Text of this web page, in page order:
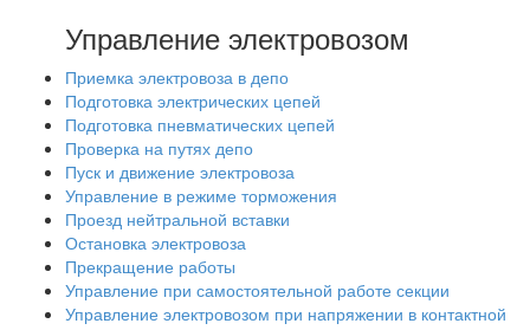
Управление электровозом
Приемка электровоза в депо
Подготовка электрических цепей
Подготовка пневматических цепей
Проверка на путях депо
Пуск и движение электровоза
Управление в режиме торможения
Проезд нейтральной вставки
Остановка электровоза
Прекращение работы
Управление при самостоятельной работе секции
Управление электровозом при напряжении в контактной